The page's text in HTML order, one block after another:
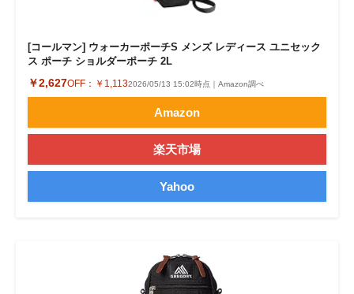
[コールマン] ウォーカーポーチS メンズ レディース ユニセック
ス ポーチ ショルダーポーチ 2L
￥2,627OFF： ￥1,1132026/05/13 15:02時点｜Amazon調べ
Amazon
楽天市場
Yahoo